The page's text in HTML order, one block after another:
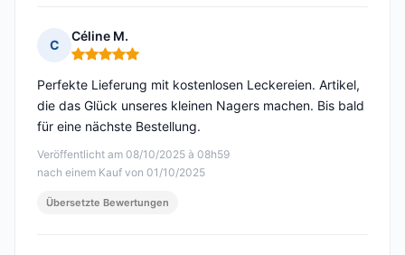
C
Céline M.
Hinweis: 5 von 5
Veröffentlicht am 08/10/2025 à 08h59
nach einem Kauf von 01/10/2025
Perfekte Lieferung mit kostenlosen Leckereien. Artikel,
die das Glück unseres kleinen Nagers machen. Bis bald
für eine nächste Bestellung.
Übersetzte Bewertungen